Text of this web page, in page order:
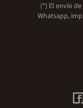
(*) El envío
Whatsapp,